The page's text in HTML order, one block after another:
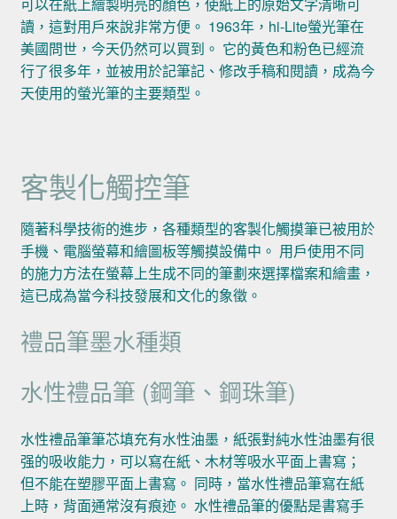
讀，這對用戶來說非常方便。 1963年，hi-Lite螢光筆在
美國問世，今天仍然可以買到。 它的黃色和粉色已經流
行了很多年，並被用於記筆記、修改手稿和閱讀，成為今
天使用的螢光筆的主要類型。
客製化觸控筆
隨著科學技術的進步，各種類型的客製化觸摸筆已被用於
手機、電腦螢幕和繪圖板等觸摸設備中。 用戶使用不同
的施力方法在螢幕上生成不同的筆劃來選擇檔案和繪畫，
這已成為當今科技發展和文化的象徵。
禮品筆墨水種類
水性禮品筆 (鋼筆、鋼珠筆)
水性禮品筆筆芯填充有水性油墨，紙張對純水性油墨有很
强的吸收能力，可以寫在紙、木材等吸水平面上書寫；
但不能在塑膠平面上書寫。 同時，當水性禮品筆寫在紙
上時，背面通常沒有痕迹。 水性禮品筆的優點是書寫手